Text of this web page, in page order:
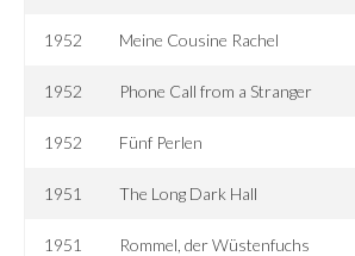
1952 Meine Cousine Rachel
1952 Phone Call from a Stranger
1952 Fünf Perlen
1951 The Long Dark Hall
1951 Rommel, der Wüstenfuchs